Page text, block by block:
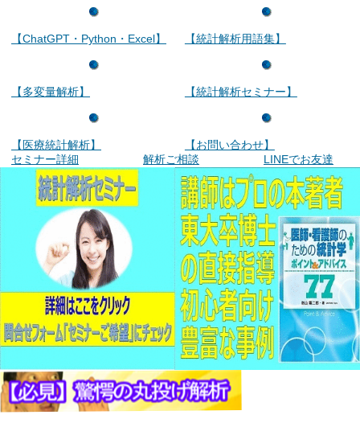
【ChatGPT・Python・Excel】
【多変量解析】
【医療統計解析】
【統計解析用語集】
【統計解析セミナー】
【お問い合わせ】
セミナー詳細
解析ご相談 LINEでお友達